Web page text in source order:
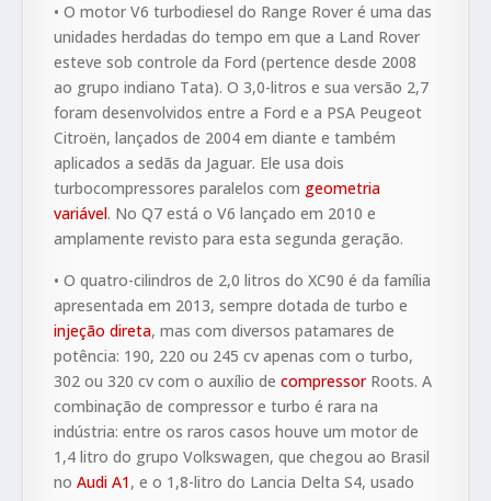
• O motor V6 turbodiesel do Range Rover é uma das
unidades herdadas do tempo em que a Land Rover
esteve sob controle da Ford (pertence desde 2008
ao grupo indiano Tata). O 3,0-litros e sua versão 2,7
foram desenvolvidos entre a Ford e a PSA Peugeot
Citroën, lançados de 2004 em diante e também
aplicados a sedãs da Jaguar. Ele usa dois
turbocompressores paralelos com geometria
variável. No Q7 está o V6 lançado em 2010 e
amplamente revisto para esta segunda geração.
• O quatro-cilindros de 2,0 litros do XC90 é da família
apresentada em 2013, sempre dotada de turbo e
injeção direta, mas com diversos patamares de
potência: 190, 220 ou 245 cv apenas com o turbo,
302 ou 320 cv com o auxílio de compressorRoots. A
combinação de compressor e turbo é rara na
indústria: entre os raros casos houve um motor de
1,4 litro do grupo Volkswagen, que chegou ao Brasil
no Audi A1, e o 1,8-litro do Lancia Delta S4, usado